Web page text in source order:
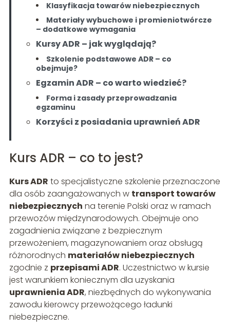
Klasyfikacja towarów niebezpiecznych
Materiały wybuchowe i promieniotwórcze
– dodatkowe wymagania
Kursy ADR – jak wyglądają?
Szkolenie podstawowe ADR – co
obejmuje?
Egzamin ADR – co warto wiedzieć?
Forma i zasady przeprowadzania
egzaminu
Korzyści z posiadania uprawnień ADR
Kurs ADR – co to jest?
Kurs ADR to specjalistyczne szkolenie przeznaczone
dla osób zaangażowanych w transport towarów
niebezpiecznych na terenie Polski oraz w ramach
przewozów międzynarodowych. Obejmuje ono
zagadnienia związane z bezpiecznym
przewożeniem, magazynowaniem oraz obsługą
różnorodnych materiałów niebezpiecznych
zgodnie z przepisami ADR. Uczestnictwo w kursie
jest warunkiem koniecznym dla uzyskania
uprawnienia ADR, niezbędnych do wykonywania
zawodu kierowcy przewożącego ładunki
niebezpieczne.